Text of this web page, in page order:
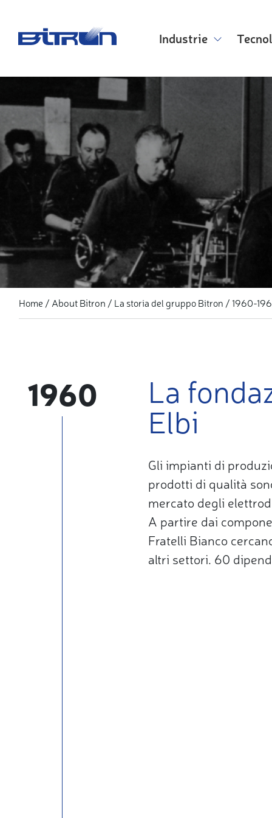
main
content
Industrie
Home About Bitron La storia del gruppo Bitron 1960-
1960 La
Elbi
Gli impianti di
prodotti di qualità
mercato degli
A partire dai
Fratelli Bianco
altri settori. 60